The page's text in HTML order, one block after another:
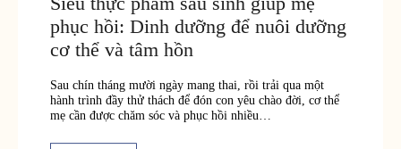
phục hồi: Dinh dưỡng để nuôi dưỡng
cơ thể và tâm hồn
Sau chín tháng mười ngày mang thai, rồi trải qua một
hành trình đầy thử thách để đón con yêu chào đời, cơ thể
mẹ cần được chăm sóc và phục hồi nhiều…